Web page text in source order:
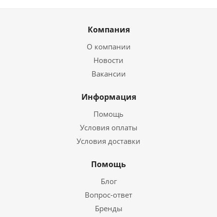
Компания
О компании
Новости
Вакансии
Информация
Помощь
Условия оплаты
Условия доставки
Помощь
Блог
Вопрос-ответ
Бренды